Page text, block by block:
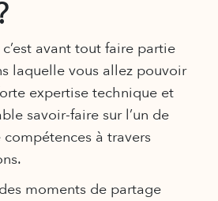
avant tout faire partie
laquelle vous allez pouvoir
expertise technique et
savoir-faire sur l’un de
à travers
moments de partage